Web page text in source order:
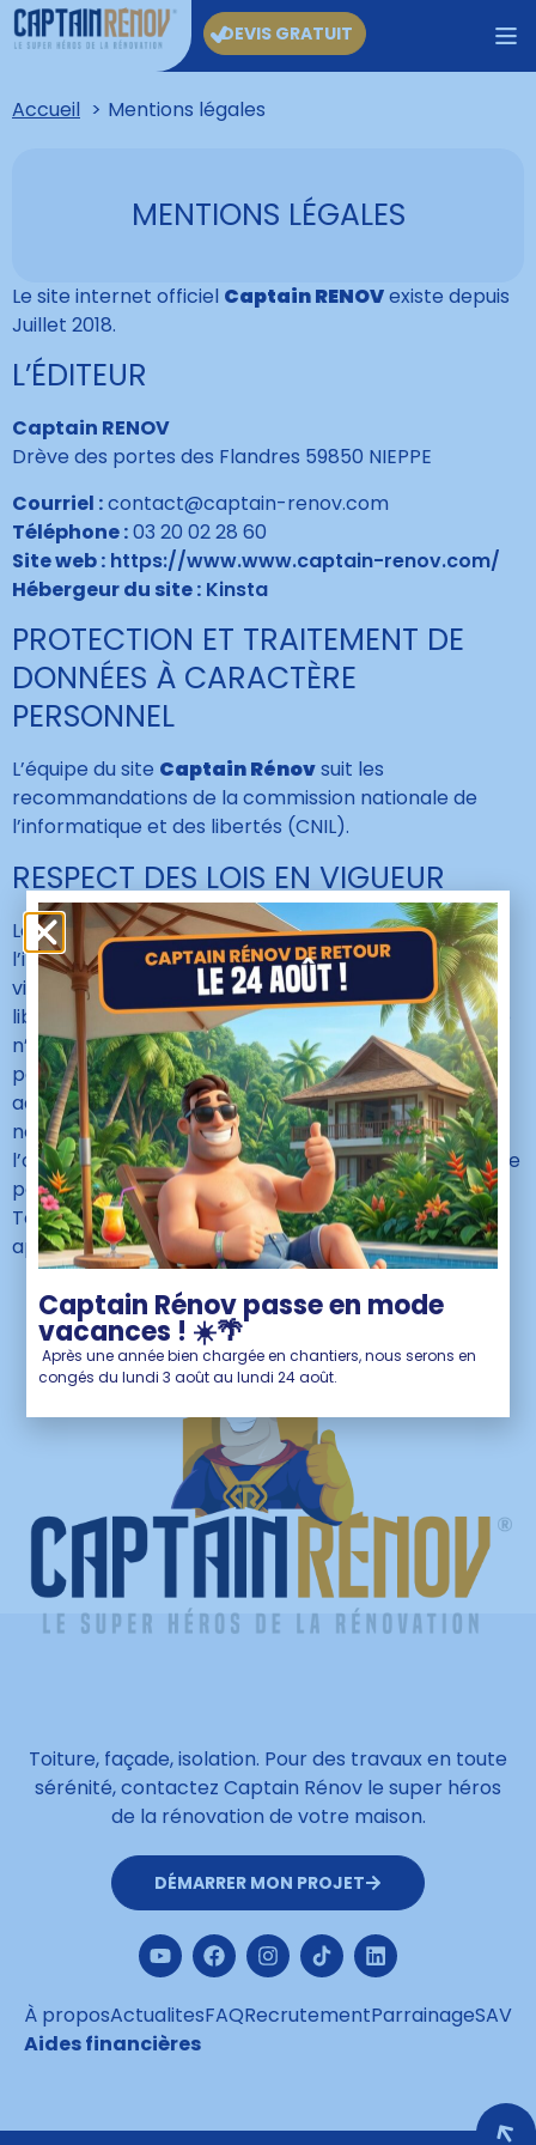
DEVIS GRATUIT
Accueil Mentions légales
MENTIONS LÉGALES
Le site internet officiel Captain RENOVexiste depuis
Juillet 2018.
L’ÉDITEUR
Captain RENOV
Drève des portes des Flandres 59850 NIEPPE
Courriel :contact@captain-renov.com
Téléphone :03 20 02 28 60
Site web : https://www.www.captain-renov.com/
Hébergeur du site : Kinsta
PROTECTION ET TRAITEMENT DE
DONNÉES À CARACTÈRE
PERSONNEL
L’équipe du site Captain Rénovsuit les
recommandations de la commission nationale de
l’informatique et des libertés (CNIL).
RESPECT DES LOIS EN VIGUEUR
Le site Captain Rénovrespecte la vie privée de
l’internaute et se conforme strictement aux lois en
vigueur sur la protection de la vie privée et des
libertés individuelles. Aucune information personnelle
n’est collectée votre insu. Aucune information
personnelle n’est cédée des tiers. Les courriels, les
adresses électroniques ou autres informations
nominatives dont ce site est destinataire ne font
l’objet d’aucune exploitation et ne sont conservés que
pour la durée nécessaire leur traitement.
Toutes les marques et logos cités sur ce site
appartiennent leurs propriétaires respectifs.
Toiture, façade, isolation. Pour des travaux en toute
sérénité, contactez Captain Rénov le super héros
de la rénovation de votre maison.
DÉMARRER MON PROJET
À proposActualitesFAQRecrutementParrainageSAV
Aides financières
Captain Rénov passe en mode
vacances ! ☀️🌴
Après une année bien chargée en chantiers, nous serons en
congés du lundi 3 août au lundi 24 août.